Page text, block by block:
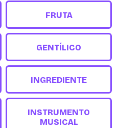
FRUTA
GENTÍLICO
INGREDIENTE
INSTRUMENTO
MUSICAL